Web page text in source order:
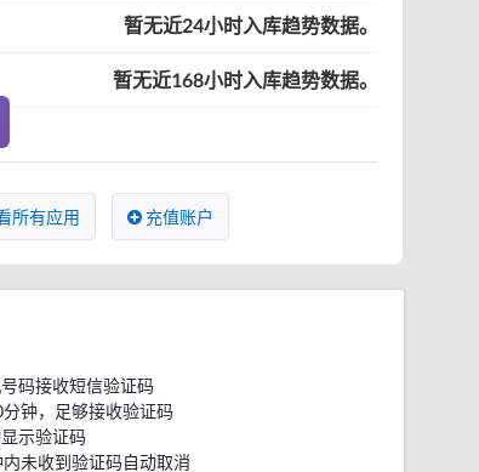
暂无近24小时入库趋势数据。
暂无近168小时入库趋势数据。
所有应用 充值账户
码接收短信验证码
钟，足够接收验证码
示验证码
未收到验证码自动取消